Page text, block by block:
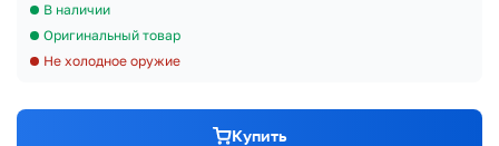
В наличии
Оригинальный товар
Не холодное оружие
Купить